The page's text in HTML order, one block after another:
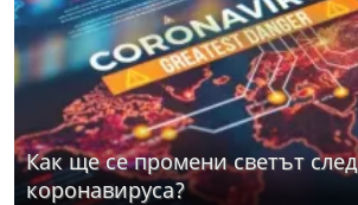
Как ще се промени светът след
коронавируса?